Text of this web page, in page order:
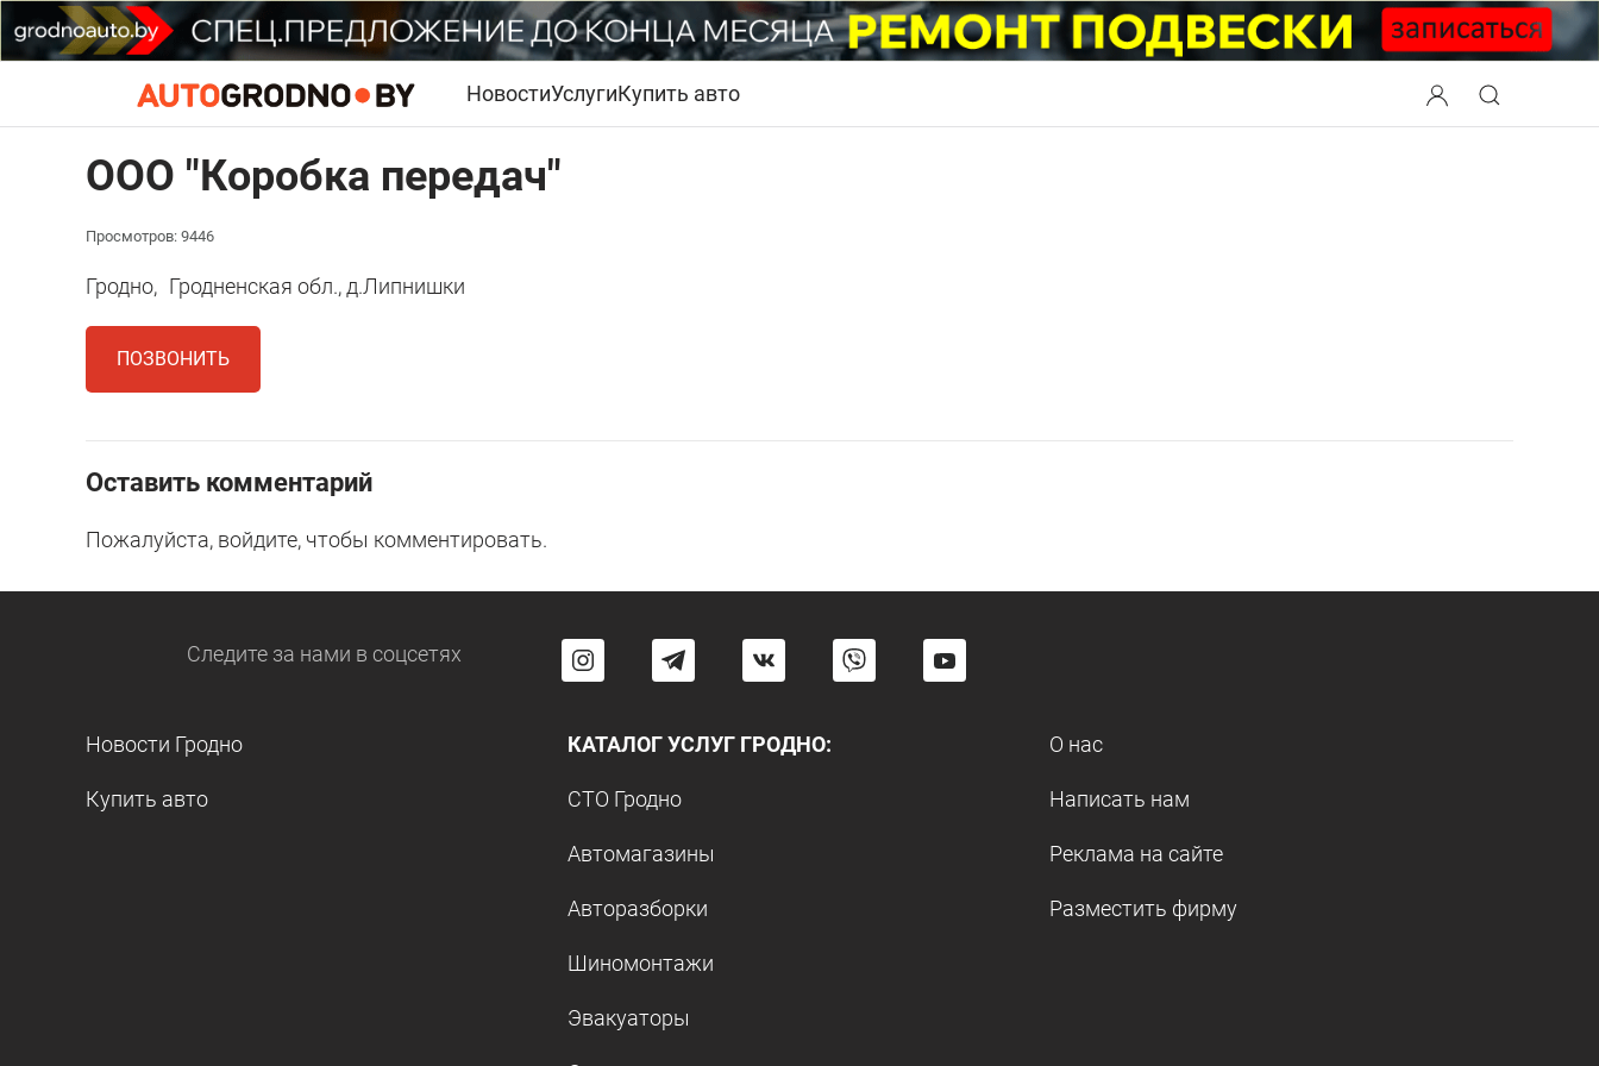
НовостиУслугиКупить авто
ООО "Коробка передач"
Просмотров: 9446
Гродно, Гродненская обл., д.Липнишки
ПОЗВОНИТЬ
Оставить комментарий
Пожалуйста, войдите, чтобы комментировать.
Следите за нами в соцсетях
Новости Гродно
Купить авто
КАТАЛОГ УСЛУГ ГРОДНО:
СТО Гродно
Автомагазины
Авторазборки
Шиномонтажи
Эвакуаторы
О нас
Написать нам
Реклама на сайте
Разместить фирму